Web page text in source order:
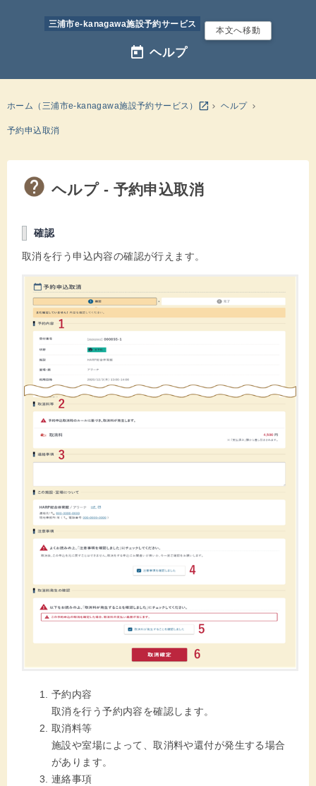
三浦市e-kanagawa施設予約サービス
本文へ移動
today ヘルプ
ホーム（三浦市e-kanagawa施設予約サービス） open_in_new ヘルプ
予約申込取消
ヘルプ - 予約申込取消
確認
取消を行う申込内容の確認が行えます。
予約内容
取消を行う予約内容を確認します。
取消料等
施設や室場によって、取消料や還付が発生する場合
があります。
連絡事項